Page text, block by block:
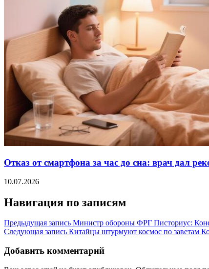
Отказ от смартфона за час до сна: врач дал
10.07.2026
Навигация по записям
Предыдущая запись Министр обороны ФРГ Писториус:
Следующая запись Китайцы штурмуют космос по заветам
Добавить комментарий